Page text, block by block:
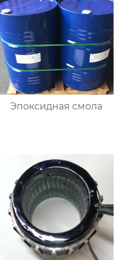
Эпоксидная смола